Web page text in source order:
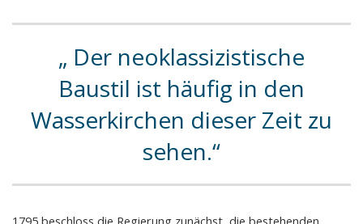
Der neoklassizistische
Baustil ist häufig in den
Wasserkirchen dieser Zeit zu
sehen.